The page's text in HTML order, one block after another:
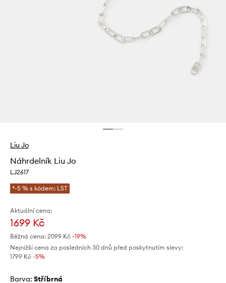
Liu Jo
Náhrdelník Liu Jo
LJ2617
*-5 % s kódem: LST
Aktuální cena:
1699 Kč
Běžná cena: 2099 Kč -19%
Nejnižší cena za posledních 30 dnů před poskytnutím slevy:
1799 Kč -5%
Barva: stříbrná